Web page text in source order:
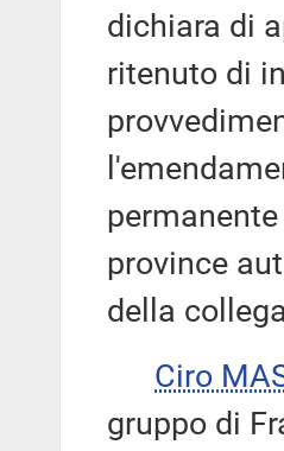
dichiara di
ritenuto di
province
della
Ciro
gruppo di